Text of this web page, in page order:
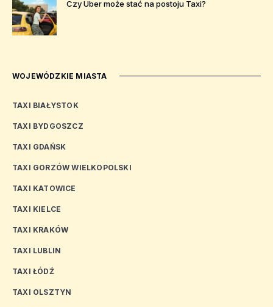
Czy Uber może stać na postoju Taxi?
WOJEWÓDZKIE MIASTA
TAXI BIAŁYSTOK
TAXI BYDGOSZCZ
TAXI GDAŃSK
TAXI GORZÓW WIELKOPOLSKI
TAXI KATOWICE
TAXI KIELCE
TAXI KRAKÓW
TAXI LUBLIN
TAXI ŁÓDŹ
TAXI OLSZTYN